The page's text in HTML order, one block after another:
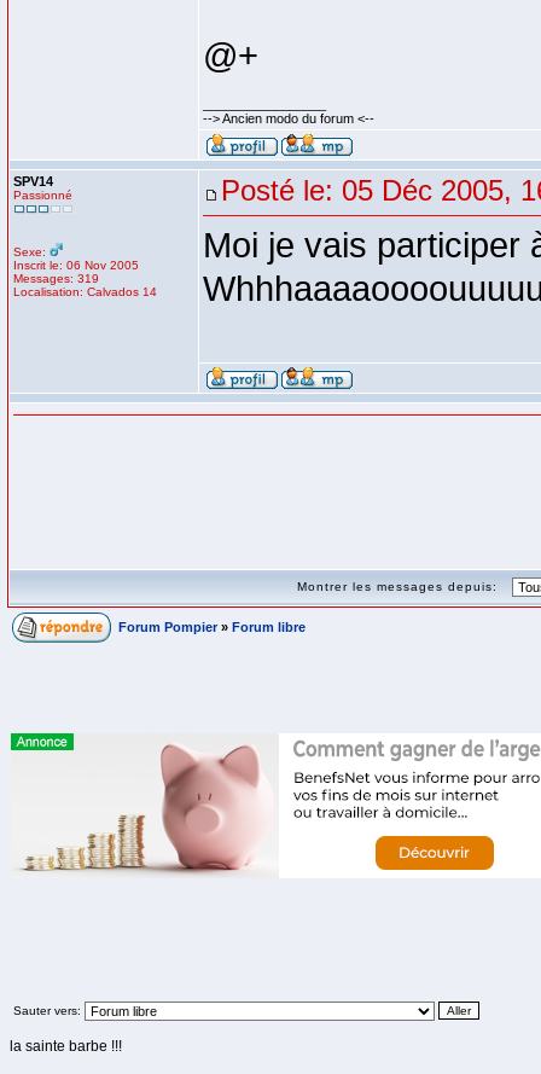
@+
--> Ancien modo du forum <--
SPV14
Passionné
Sexe:
Inscrit le: 06 Nov 2005
Messages: 319
Localisation: Calvados 14
Posté le: 05 Déc 2005,
Moi je vais participer
Montrer les messages depuis:
Forum Pompier » Forum libre
Sauter vers:
la sainte barbe !!!